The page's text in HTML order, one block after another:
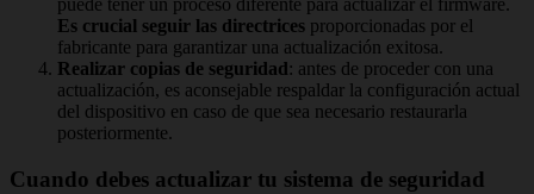
Es crucial seguir las directrices proporcionadas por el
fabricante para garantizar una actualización exitosa.
Realizar copias de seguridad: antes de proceder con una
actualización, es aconsejable respaldar la configuración actual
del dispositivo en caso de que sea necesario restaurarla
posteriormente.
Cuando debes actualizar tu sistema de seguridad